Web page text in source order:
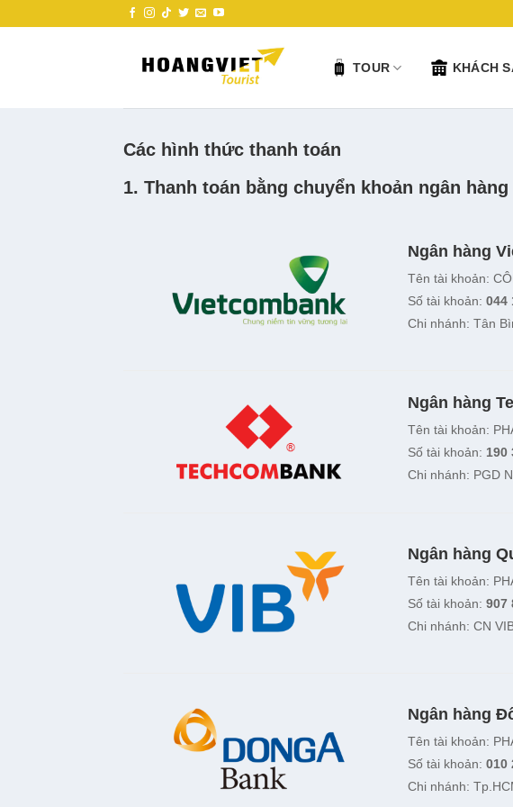
TOUR KHÁCH
Các hình thức thanh toán
1. Thanh toán bằng chuyển khoản ngân hàng
Ngân hàng
Tên tài khoản:
Số tài khoản:044
Chi nhánh: Tân
Ngân hàng
Tên tài khoản:
Số tài khoản: 190
Chi nhánh: PGD
Ngân hàng
Tên tài khoản:
Số tài khoản:907
Chi nhánh: CN
Ngân hàng
Tên tài khoản:
Số tài khoản:010
Chi nhánh: